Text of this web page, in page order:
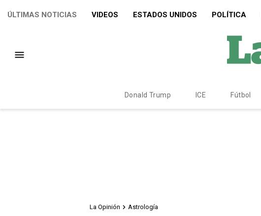
ÚLTIMAS NOTICIAS VIDEOS ESTADOS UNIDOS POLÍTICA
Donald Trump ICE Fútbol
La Opinión Astrología